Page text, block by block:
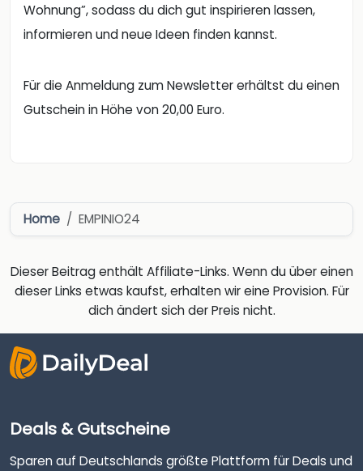
Wohnung”, sodass du dich gut inspirieren lassen,
informieren und neue Ideen finden kannst.
Für die Anmeldung zum Newsletter erhältst du einen
Gutschein in Höhe von 20,00 Euro.
Home EMPINIO24
Dieser Beitrag enthält Affiliate-Links. Wenn du über einen
dieser Links etwas kaufst, erhalten wir eine Provision. Für
dich ändert sich der Preis nicht.
Deals & Gutscheine
Sparen auf Deutschlands größte Plattform für Deals und